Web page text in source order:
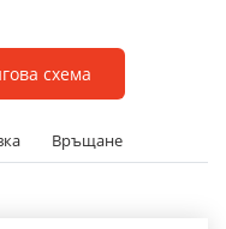
схема
Връщане